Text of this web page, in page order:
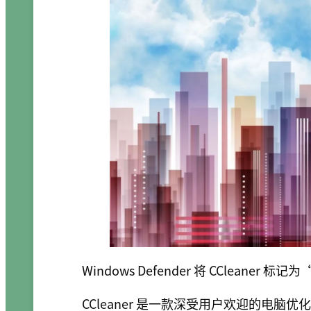
Windows Defender 将 CCleaner 标记
CCleaner 是一款深受用户欢迎的电脑优